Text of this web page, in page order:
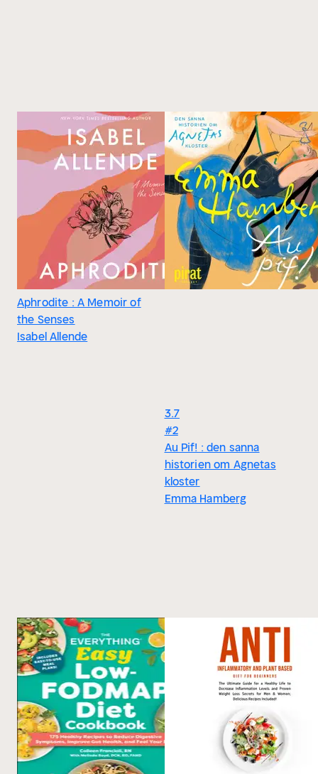
Aphrodite : A Memoir of
the Senses
Isabel Allende
3.7
#2
Au Pif! : den sanna
historien om Agnetas
kloster
Emma Hamberg